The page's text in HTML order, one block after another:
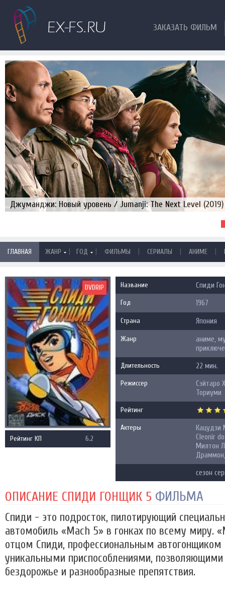
ЗАКАЗАТЬ ФИЛЬМ
Джуманджи: Новый уровень / Jumanji: The Next Level (2019)
ГЛАВНАЯ ЖАНР | ГОД | ФИЛЬМЫ | СЕРИАЛЫ | АНИМЕ |
DVDRIP
Рейтинг КП 6.2
Название Спиди
Год 1967
Страна Япония
Жанр
аниме,
Длительность 22 мин.
Режиссер
Сэйтаро
Ториуми
Рейтинг
Актеры
Кацудзи
Cleonir
Милтон
сезон
ОПИСАНИЕ СПИДИ ГОНЩИК 5 ФИЛЬМА
Спиди - это подросток, пилотирующий
автомобиль «Mach 5» в гонках по всему миру.
отцом Спиди, профессиональным автогонщиком
уникальными приспособлениями,
бездорожье и разнообразные препятствия.